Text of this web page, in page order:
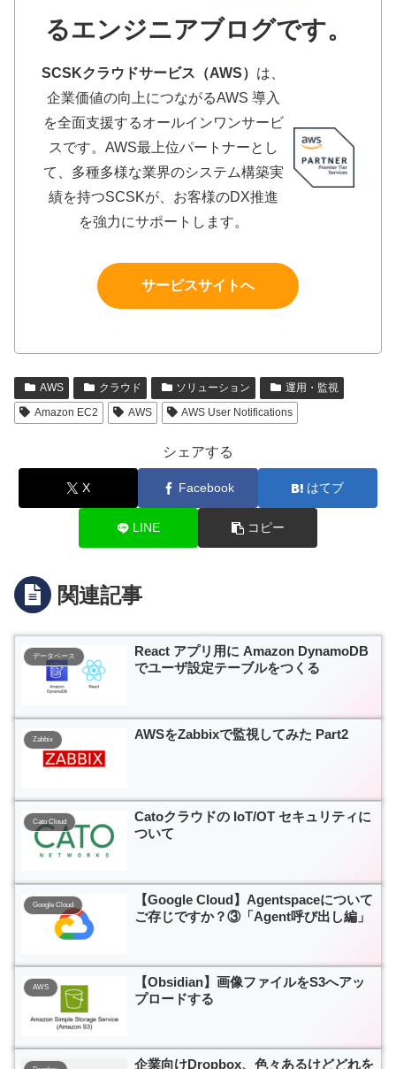
るエンジニアブログです。
SCSKクラウドサービス（AWS） は、
企業価値の向上につながるAWS 導入
を全面支援するオールインワンサービ
スです。AWS最上位パートナーとし
て、多種多様な業界のシステム構築実
績を持つSCSKが、お客様のDX推進
を強力にサポートします。
サービスサイトへ
AWS クラウド ソリューション
運用・監視
Amazon EC2
AWS AWS User Notifications
シェアする
X Facebook はてブ
LINE コピー
関連記事
データベース
React アプリ用に Amazon DynamoDB
でユーザ設定テーブルをつくる
Zabbix AWSをZabbixで監視してみた Part2
Cato Cloud
Catoクラウドの IoT/OT セキュリティに
ついて
Google Cloud
【Google Cloud】Agentspaceについて
ご存じですか？③「Agent呼び出し編」
AWS
【Obsidian】画像ファイルをS3へアッ
プロードする
企業向けDropbox、色々あるけどどれを